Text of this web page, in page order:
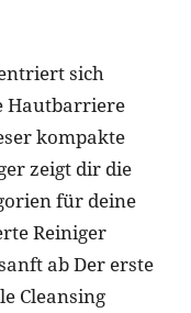
sich
Hautbarriere
kompakte
zeigt dir die
für deine
Reiniger
ab Der erste
Cleansing